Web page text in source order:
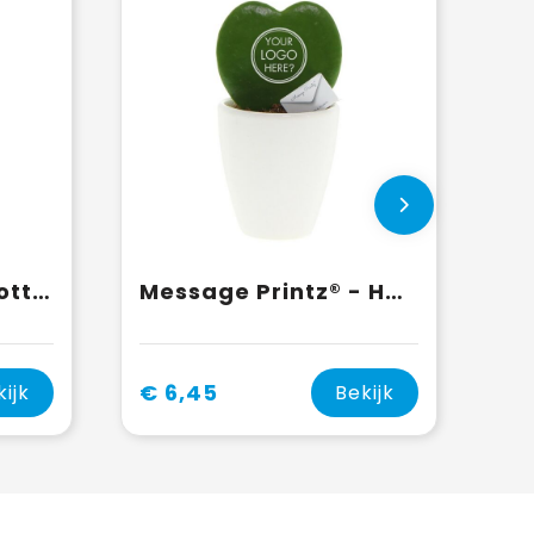
Airplant - Glass bottle large Message Printz® - Hartjesplant
€ 6,45 Bekijk